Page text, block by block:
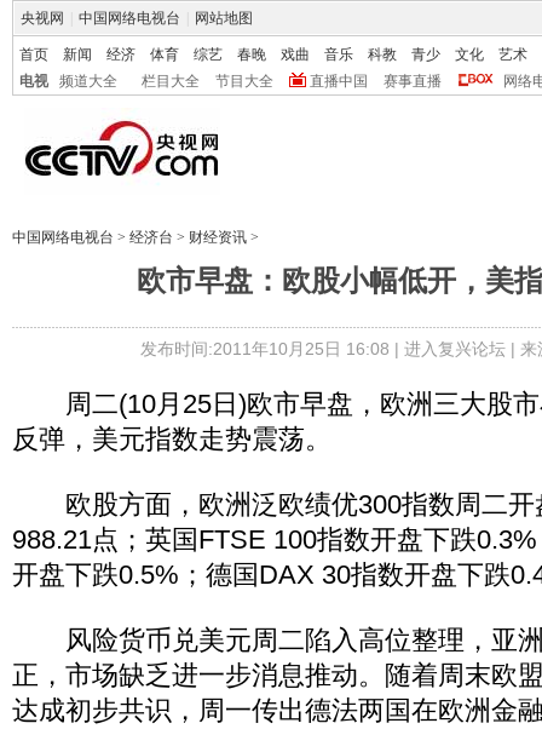
央视网 中国网络电视台 网站地图
首页 新闻 经济 体育 综艺 春晚 戏曲 音乐 科教 青少 文化
艺术
电视
频道大全 栏目大全 节目大全 直播中国 赛事直播 网络
中国网络电视台 > 经济台 > 财经资讯 >
欧市早盘：欧股小幅低开，美
发布时间:2011年10月25日 16:08 | 进入复兴论坛| 来
周二(10月25日)欧市早盘，欧洲三大股市
反弹，美元指数走势震荡。
欧股方面，欧洲泛欧绩优300指数周二开
988.21点；英国FTSE 100指数开盘下跌
开盘下跌0.5%；德国DAX 30指数开盘下跌
风险货币兑美元周二陷入高位整理，亚
正，市场缺乏进一步消息推动。随着周末欧
达成初步共识，周一传出德法两国在欧洲金